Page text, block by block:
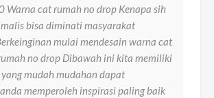
Warna cat rumah no drop Kenapa sih
bisa diminati masyarakat
mulai mendesain warna cat
no drop Dibawah ini kita memiliki
mudah mudahan dapat
memperoleh inspirasi paling baik